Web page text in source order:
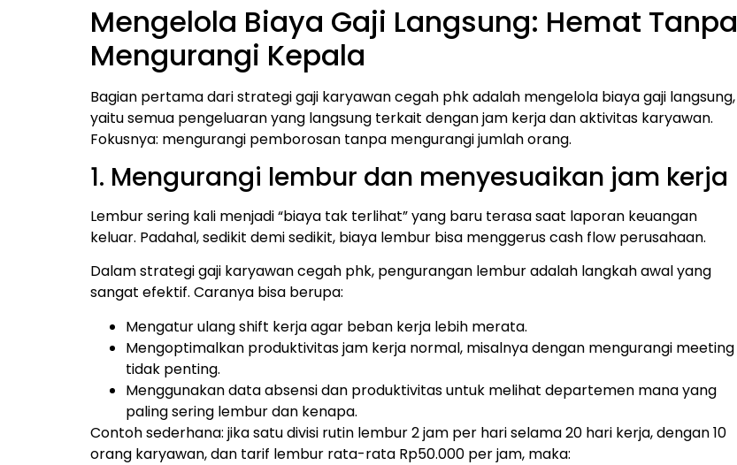
Mengelola Biaya Gaji Langsung: Hemat Tanpa
Mengurangi Kepala
Bagian pertama dari strategi gaji karyawan cegah phk adalah mengelola biaya gaji langsung,
yaitu semua pengeluaran yang langsung terkait dengan jam kerja dan aktivitas karyawan.
Fokusnya: mengurangi pemborosan tanpa mengurangi jumlah orang.
1. Mengurangi lembur dan menyesuaikan jam kerja
Lembur sering kali menjadi “biaya tak terlihat” yang baru terasa saat laporan keuangan
keluar. Padahal, sedikit demi sedikit, biaya lembur bisa menggerus cash flow perusahaan.
Dalam strategi gaji karyawan cegah phk, pengurangan lembur adalah langkah awal yang
sangat efektif. Caranya bisa berupa:
Mengatur ulang shift kerja agar beban kerja lebih merata.
Mengoptimalkan produktivitas jam kerja normal, misalnya dengan mengurangi meeting
tidak penting.
Menggunakan data absensi dan produktivitas untuk melihat departemen mana yang
paling sering lembur dan kenapa.
Contoh sederhana: jika satu divisi rutin lembur 2 jam per hari selama 20 hari kerja, dengan 10
orang karyawan, dan tarif lembur rata-rata Rp50.000 per jam, maka: